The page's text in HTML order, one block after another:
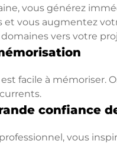
vous générez
et vous augmentez
vers votre
facile à mémoriser.
confiance
vous